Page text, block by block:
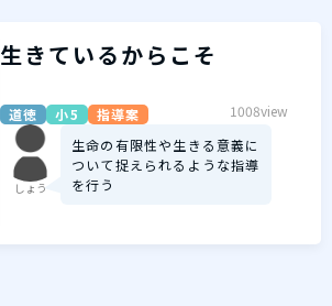
生きているからこそ
道徳 小5 指導案 1008view
しょう
生命の有限性や生きる意義に
ついて捉えられるような指導
を行う